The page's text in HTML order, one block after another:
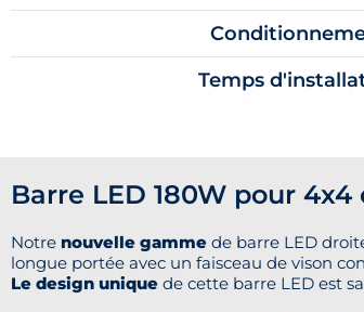
Temps
Barre LED 180W pour
Notre nouvelle gamme de barre LED
longue portée avec un faisceau de vison
Le design unique de cette barre LED est